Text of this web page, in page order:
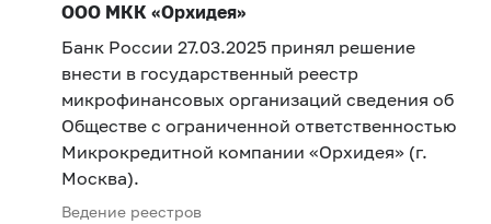
ООО МКК «Орхидея»
Банк России 27.03.2025 принял решение
внести в государственный реестр
микрофинансовых организаций сведения об
Обществе с ограниченной ответственностью
Микрокредитной компании «Орхидея» (г.
Москва).
Ведение реестров